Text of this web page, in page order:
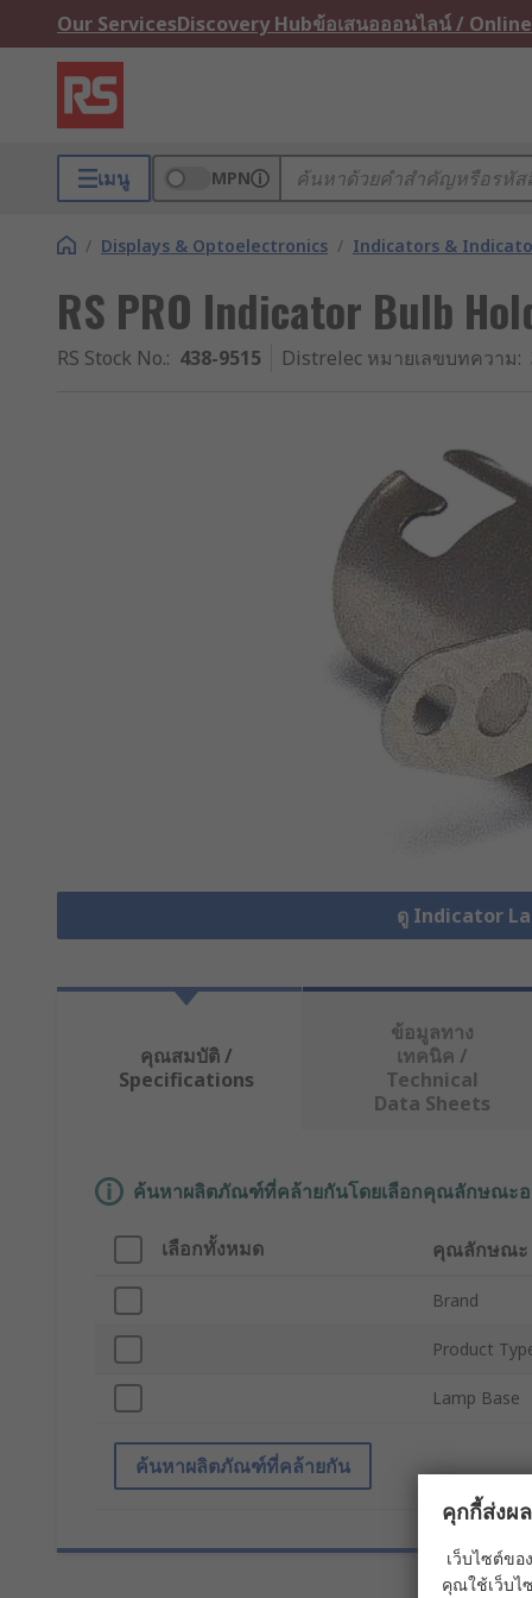
Our ServicesDiscovery Hubข้อเสนอออนไลน์ /
เมนู MPN
/ Displays & Optoelectronics / Indicators &
RS PRO Indicator Bulb
RS Stock No.: 438-9515 Distrelec หมายเลขบทความ:
ดู Indicator
คุณสมบัติ /
Specifications
ข้อมูลทาง
เทคนิค /
Technical
Data Sheets
ค้นหาผลิตภัณฑ์ที่คล้ายกันโดยเลือกคุณลักษณะอ
เลือกทั้งหมด คุณลักษณะ
Brand
Product
Lamp Base
ค้นหาผลิตภัณฑ์ที่คล้ายกัน
คุกกี้ส่งผ
เว็บไซต์ข
คุณใช้เว็บไ